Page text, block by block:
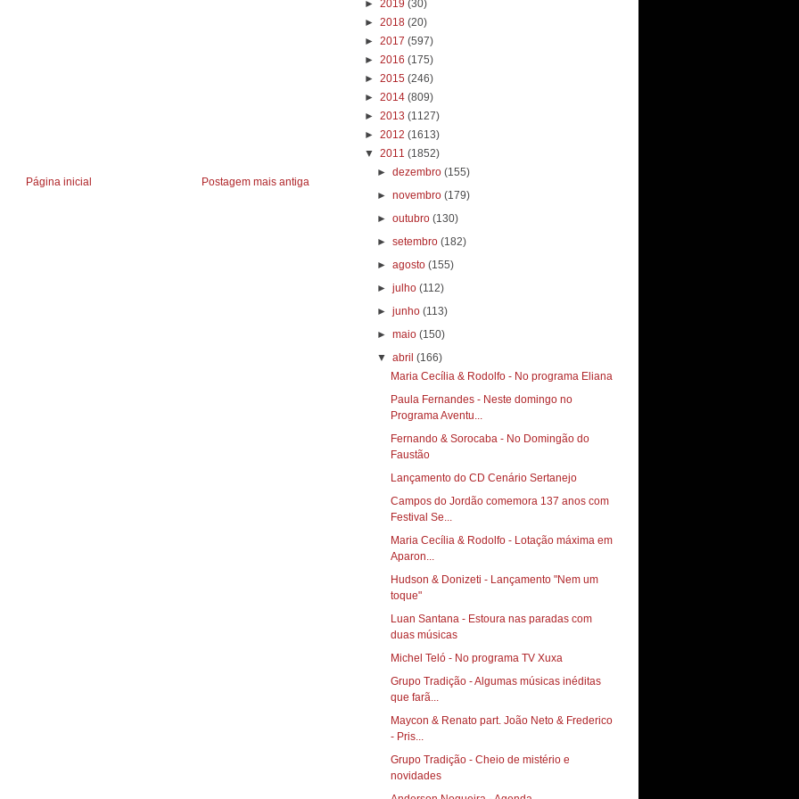
Postagem mais antiga
Página inicial
► 2019 (30)
► 2018 (20)
► 2017 (597)
► 2016 (175)
► 2015 (246)
► 2014 (809)
► 2013 (1127)
► 2012 (1613)
▼ 2011 (1852)
►dezembro(155)
►novembro(179)
►outubro(130)
►setembro(182)
►agosto(155)
►julho(112)
►junho(113)
►maio(150)
▼abril(166)
Maria Cecília & Rodolfo - No programa Eliana
Paula Fernandes - Neste domingo no
Programa Aventu...
Fernando & Sorocaba - No Domingão do
Faustão
Lançamento do CD Cenário Sertanejo
Campos do Jordão comemora 137 anos com
Festival Se...
Maria Cecília & Rodolfo - Lotação máxima em
Aparon...
Hudson & Donizeti - Lançamento "Nem um
toque"
Luan Santana - Estoura nas paradas com
duas músicas
Michel Teló - No programa TV Xuxa
Grupo Tradição - Algumas músicas inéditas
que farã...
Maycon & Renato part. João Neto & Frederico
- Pris...
Grupo Tradição - Cheio de mistério e
novidades